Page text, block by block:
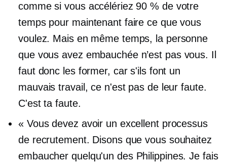
comme si vous accélériez 90 % de votre
temps pour maintenant faire ce que vous
voulez. Mais en même temps, la personne
que vous avez embauchée n’est pas vous. Il
faut donc les former, car s'ils font un
mauvais travail, ce n'est pas de leur faute.
C'est ta faute.
« Vous devez avoir un excellent processus
de recrutement. Disons que vous souhaitez
embaucher quelqu'un des Philippines. Je fais